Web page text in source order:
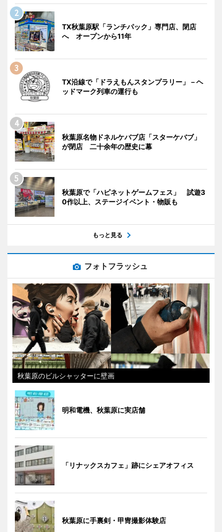
TX秋葉原駅「ランチパック」専門店、閉店
へ オープンから11年
TX沿線で「ドラえもんスタンプラリー」－ヘ
ッドマーク列車の運行も
秋葉原名物ドネルケバブ店「スターケバブ」
が閉店 二十余年の歴史に幕
秋葉原で「ハピネットゲームフェス」 試遊3
0作以上、ステージイベント・物販も
もっと見る
フォトフラッシュ
秋葉原のビルシャッターに壁画
明和電機、秋葉原に実店舗
「リナックスカフェ」跡にシェアオフィス
秋葉原に手裏剣・甲冑撮影体験店